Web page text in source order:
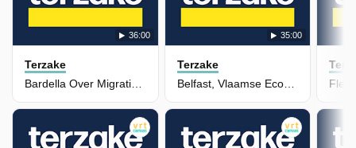
36:00
Terzake
Bardella Over Migratiepact, Wk In Mexico & Spacex
35:00
Terzake
Belfast, Vlaamse Economie & Ptsd Israëlisch Leger